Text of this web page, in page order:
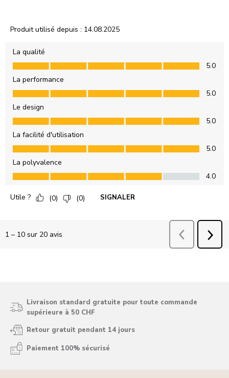
Livraison standard gratuite pour toute commande
supérieure à 50 CHF
Retour gratuit pendant 14 jours
Paiement 100% sécurisé